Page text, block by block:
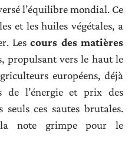
l’équilibre mondial. Ce
et les huiles végétales, a
Lescours des matières
propulsant vers le haut le
européens, déjà
de l’énergie et prix des
seuls ces sautes brutales.
la note grimpe pour le